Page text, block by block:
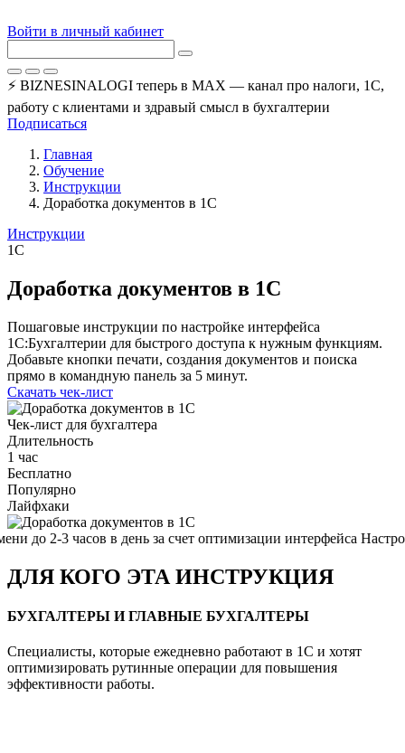
Войти в личный кабинет
⚡ BIZNESINALOGI теперь в MAX — канал про налоги, 1С,
работу с клиентами и здравый смысл в бухгалтерии
Подписаться
Главная
Обучение
Инструкции
Доработка документов в 1С
Инструкции
1С
Доработка документов в 1С
Пошаговые инструкции по настройке интерфейса
1С:Бухгалтерии для быстрого доступа к нужным функциям.
Добавьте кнопки печати, создания документов и поиска
прямо в командную панель за 5 минут.
Скачать чек-лист
Чек-лист для бухгалтера
Длительность
1 час
Бесплатно
Популярно
Лайфхаки
до 2-3 часов в день за счет оптимизации интерфейса
ДЛЯ КОГО ЭТА ИНСТРУКЦИЯ
БУХГАЛТЕРЫ И ГЛАВНЫЕ БУХГАЛТЕРЫ
Специалисты, которые ежедневно работают в 1С и хотят
оптимизировать рутинные операции для повышения
эффективности работы.